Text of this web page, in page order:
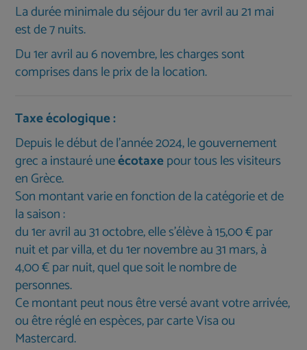
La durée minimale du séjour du 1er avril au 21 mai
est de 7 nuits.
Du 1er avril au 6 novembre, les charges sont
comprises dans le prix de la location.
Taxe écologique :
Depuis le début de l'année 2024, le gouvernement
grec a instauré uneécotaxepour tous les visiteurs
en Grèce.
Son montant varie en fonction de la catégorie et de
la saison :
du 1er avril au 31 octobre, elle s'élève à 15,00 € par
nuit et par villa, et du 1er novembre au 31 mars, à
4,00 € par nuit, quel que soit le nombre de
personnes.
Ce montant peut nous être versé avant votre arrivée,
ou être réglé en espèces, par carte Visa ou
Mastercard.